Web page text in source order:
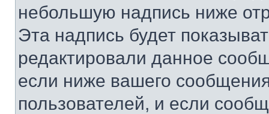
небольшую надпись ниже
Эта надпись будет
редактировали данное
если ниже вашего
пользователей, и если